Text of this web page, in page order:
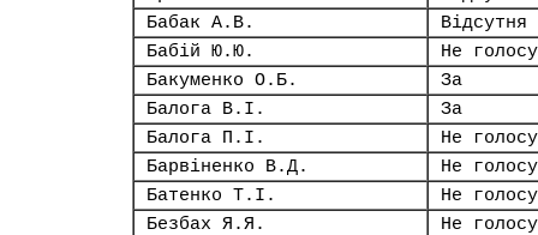
Бабак А.В.
Відсутня
Бабій Ю.Ю.
Не
Бакуменко О.Б.
За
Балога В.І.
За
Балога П.І.
Не
Барвіненко В.Д.
Не
Батенко Т.І.
Не
Безбах Я.Я.
Не